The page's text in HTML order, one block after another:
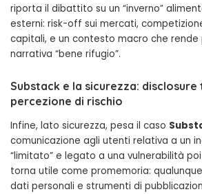
riporta il dibattito su un “inverno”
esterni: risk-off sui mercati,
capitali, e un contesto macro che rende
narrativa “bene rifugio”.
Substack e la sicurezza: disclosure
percezione di rischio
Infine, lato sicurezza, pesa il caso
comunicazione agli utenti relativa a un
“limitato” e legato a una vulnerabilità
torna utile come promemoria:
dati personali e strumenti di